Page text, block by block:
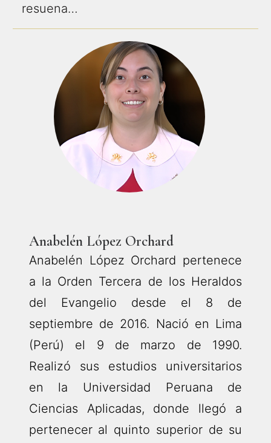
resuena…
Anabelén López Orchard
Anabelén López Orchard pertenece
a la Orden Tercera de los Heraldos
del Evangelio desde el 8 de
septiembre de 2016. Nació en Lima
(Perú) el 9 de marzo de 1990.
Realizó sus estudios universitarios
en la Universidad Peruana de
Ciencias Aplicadas, donde llegó a
pertenecer al quinto superior de su